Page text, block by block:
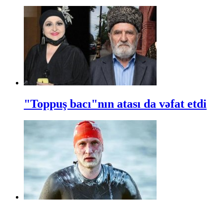
"Toppuş bacı"nın atası da vəfat etdi